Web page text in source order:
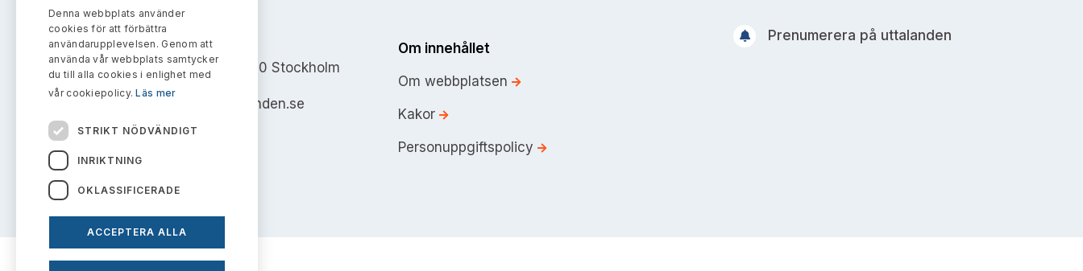
AKTIEMARKNADSNÄMNDEN
Address: Box 7354, 103 90 Stockholm
info@aktiemarknadsnamnden.se
Om innehållet
Om webbplatsen
Kakor
Personuppgiftspolicy
Prenumerera på uttalanden
Denna webbplats använder
cookies för att förbättra
användarupplevelsen. Genom att
använda vår webbplats samtycker
du till alla cookies i enlighet med
vår cookiepolicy.Läs mer
STRIKT NÖDVÄNDIGT
INRIKTNING
OKLASSIFICERADE
ACCEPTERA ALLA